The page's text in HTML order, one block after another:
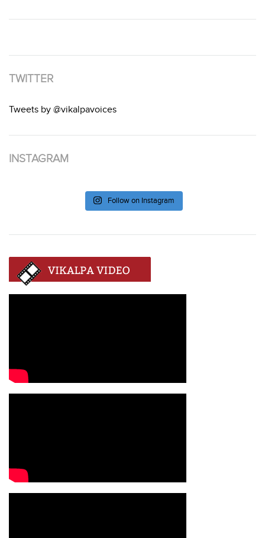
TWITTER
Tweets by @vikalpavoices
INSTAGRAM
Follow on Instagram